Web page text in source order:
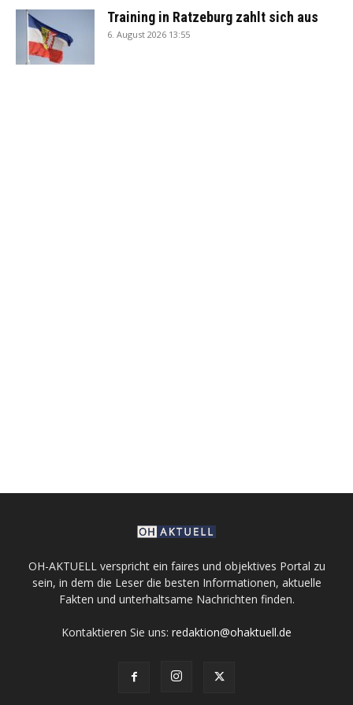
Training in Ratzeburg zahlt sich aus
6. August 2026 13:55
OH-AKTUELL verspricht ein faires und objektives Portal zu
sein, in dem die Leser die besten Informationen, aktuelle
Fakten und unterhaltsame Nachrichten finden.
Kontaktieren Sie uns: redaktion@ohaktuell.de